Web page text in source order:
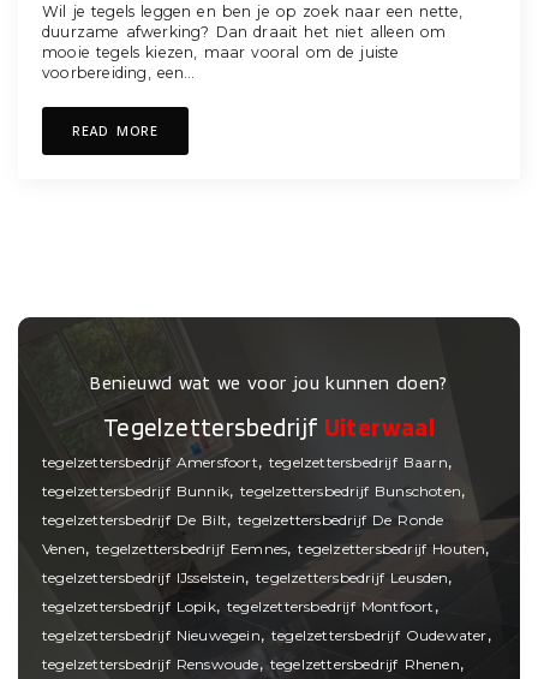
Wil je tegels leggen en ben je op zoek naar een nette,
duurzame afwerking? Dan draait het niet alleen om
mooie tegels kiezen, maar vooral om de juiste
voorbereiding, een…
READ MORE
Benieuwd wat we voor jou kunnen doen?
Tegelzettersbedrijf Uiterwaal
tegelzettersbedrijf Amersfoort,tegelzettersbedrijf Baarn,
tegelzettersbedrijf Bunnik,tegelzettersbedrijf Bunschoten,
tegelzettersbedrijf De Bilt,tegelzettersbedrijf De Ronde
Venen,tegelzettersbedrijf Eemnes,tegelzettersbedrijf Houten,
tegelzettersbedrijf IJsselstein,tegelzettersbedrijf Leusden,
tegelzettersbedrijf Lopik,tegelzettersbedrijf Montfoort ,
tegelzettersbedrijf Nieuwegein,tegelzettersbedrijf Oudewater,
tegelzettersbedrijf Renswoude,tegelzettersbedrijf Rhenen,